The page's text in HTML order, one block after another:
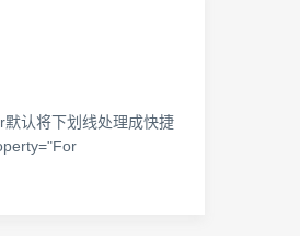
认将下划线处理成快捷